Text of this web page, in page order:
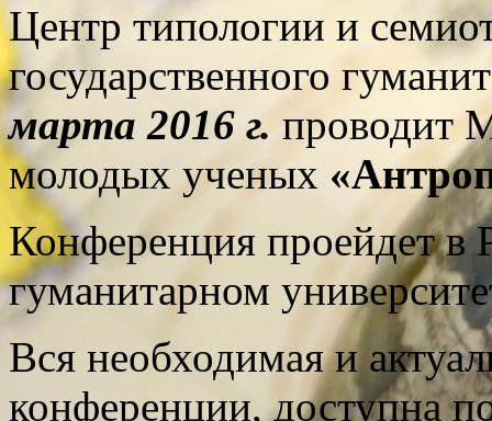
Центр типологии и
государственного
марта 2016 г. проводит
молодых ученых
Конференция проейдет в
гуманитарном
Вся необходимая и
конференции, доступна